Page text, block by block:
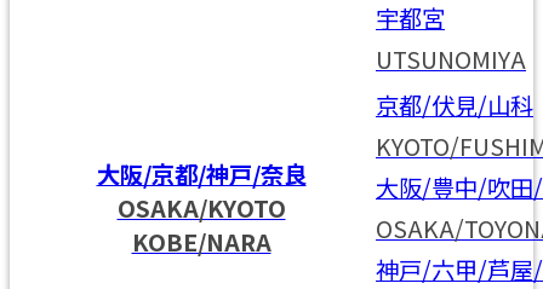
宇都宮
UTSUNOMIYA
大阪/京都/神戸/奈良
OSAKA/KYOTO
KOBE/NARA
京都/伏見/山科
KYOTO/
大阪/豊中/吹
OSAKA/
神戸/六甲/芦屋